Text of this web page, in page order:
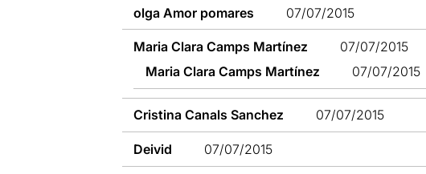
olga Amor pomares 07/07/2015
Maria Clara Camps Martínez
07/07/2015
Maria Clara Camps Martínez
07/07/2015
Cristina Canals Sanchez 07/07/2015
Deivid 07/07/2015